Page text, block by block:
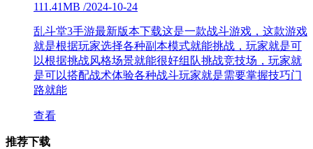
111.41MB /2024-10-24
乱斗堂3手游最新版本下载这是一款战斗游戏，这款游戏
就是根据玩家选择各种副本模式就能挑战，玩家就是可
以根据挑战风格场景就能很好组队挑战竞技场，玩家就
是可以搭配战术体验各种战斗玩家就是需要掌握技巧门
路就能
查看
推荐下载